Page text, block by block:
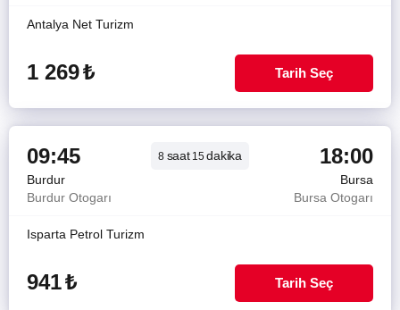
Antalya Net Turizm
1 269₺ Tarih Seç
09:45 8 saat15dakika 18:00
Burdur
Bursa
Burdur Otogarı
Bursa Otogarı
Isparta Petrol Turizm
941₺ Tarih Seç